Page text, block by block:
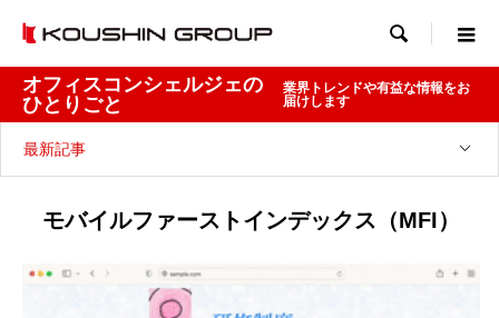

オフィスコンシェルジェの
ひとりごと
業界トレンドや有益な情報をお
届けします
最新記事
モバイルファーストインデックス（MFI）